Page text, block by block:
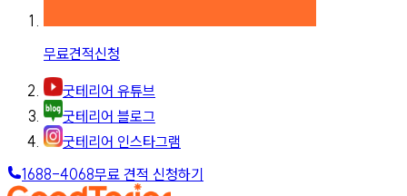
무료견적신청
굿테리어 유튜브
굿테리어 블로그
굿테리어 인스타그램
1688-4068무료 견적 신청하기